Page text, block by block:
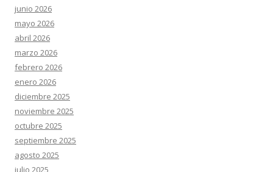
junio 2026
mayo 2026
abril 2026
marzo 2026
febrero 2026
enero 2026
diciembre 2025
noviembre 2025
octubre 2025
septiembre 2025
agosto 2025
julio 2025